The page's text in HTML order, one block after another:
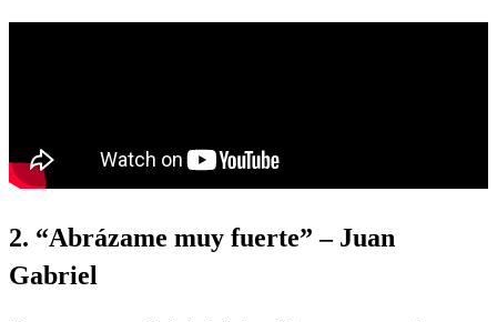
2. “Abrázame muy fuerte” – Juan
Gabriel